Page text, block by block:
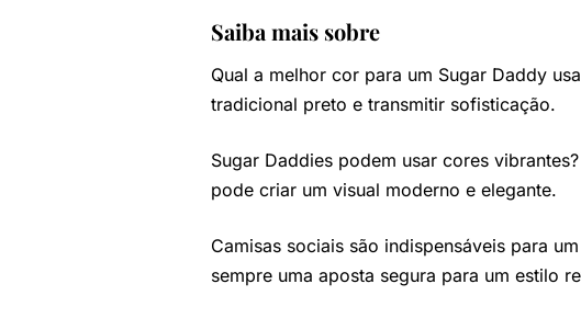
Saiba mais sobre
Qual a melhor cor para um Sugar Daddy
tradicional preto e transmitir sofisticação.
Sugar Daddies podem usar cores
pode criar um visual moderno e elegante.
Camisas sociais são indispensáveis para
sempre uma aposta segura para um estilo